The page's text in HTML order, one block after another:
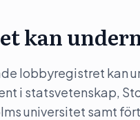
kan
lobbyregistret kan
i statsvetenskap,
universitet samt